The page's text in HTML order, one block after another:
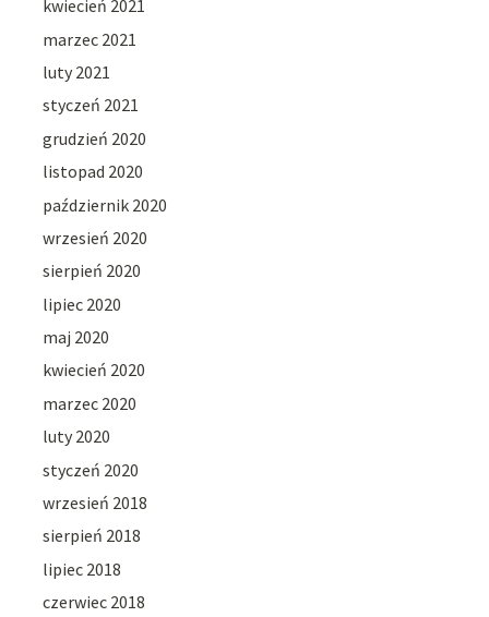
kwiecień 2021
marzec 2021
luty 2021
styczeń 2021
grudzień 2020
listopad 2020
październik 2020
wrzesień 2020
sierpień 2020
lipiec 2020
maj 2020
kwiecień 2020
marzec 2020
luty 2020
styczeń 2020
wrzesień 2018
sierpień 2018
lipiec 2018
czerwiec 2018